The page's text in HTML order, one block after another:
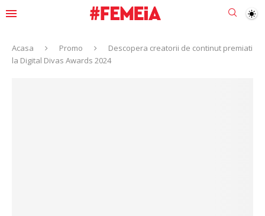
Acasa Promo
Descopera creatorii de continut premiati
la Digital Divas Awards 2024